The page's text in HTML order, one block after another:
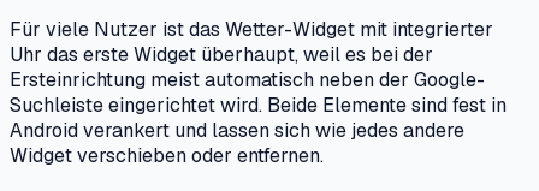
Für viele Nutzer ist das Wetter-Widget mit integrierter
Uhr das erste Widget überhaupt, weil es bei der
Ersteinrichtung meist automatisch neben der Google-
Suchleiste eingerichtet wird. Beide Elemente sind fest in
Android verankert und lassen sich wie jedes andere
Widget verschieben oder entfernen.